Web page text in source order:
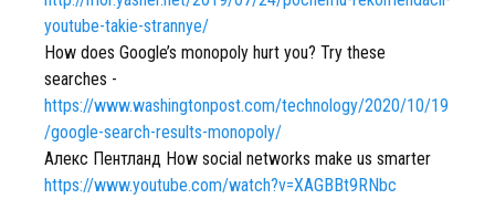
youtube-takie-strannye/
How does Google’s monopoly hurt you? Try these
searches -
https://www.washingtonpost.com/technology/2020/10/19
/google-search-results-monopoly/
Алекс Пентланд How social networks make us smarter
https://www.youtube.com/watch?v=XAGBBt9RNbc